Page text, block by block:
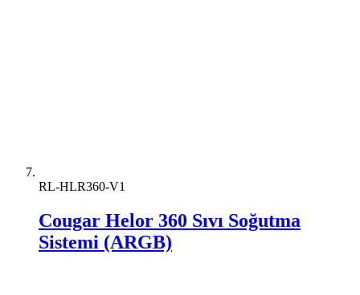
RL-HLR360-V1
Cougar Helor 360 Sıvı Soğutma
Sistemi (ARGB)